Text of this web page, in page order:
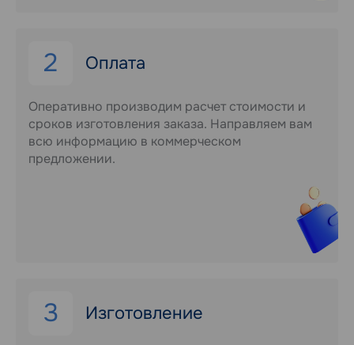
2 Оплата
Оперативно производим расчет стоимости и
сроков изготовления заказа. Направляем вам
всю информацию в коммерческом
предложении.
3 Изготовление